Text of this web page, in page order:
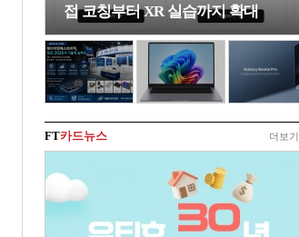
접 코칭부터 XR 실습까지 확대
FT카드뉴스 더보기